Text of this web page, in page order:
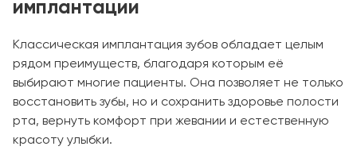
имплантации
Классическая имплантация зубов обладает целым
рядом преимуществ, благодаря которым её
выбирают многие пациенты. Она позволяет не только
восстановить зубы, но и сохранить здоровье полости
рта, вернуть комфорт при жевании и естественную
красоту улыбки.